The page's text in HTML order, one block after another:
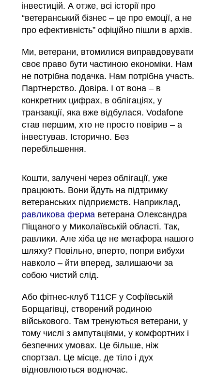
інвестицій. А отже, всі історії про
“ветеранський бізнес – це про емоції, а не
про ефективність” офіційно пішли в архів.
Ми, ветерани, втомилися виправдовувати
своє право бути частиною економіки. Нам
не потрібна подачка. Нам потрібна участь.
Партнерство. Довіра. І от вона – в
конкретних цифрах, в облігаціях, у
транзакції, яка вже відбулася. Vodafone
став першим, хто не просто повірив – а
інвестував. Історично. Без
перебільшення.
Кошти, залучені через облігації, уже
працюють. Вони йдуть на підтримку
ветеранських підприємств. Наприклад,
равликова ферма ветерана Олександра
Піщаного у Миколаївській області. Так,
равлики. Але хіба це не метафора нашого
шляху? Повільно, вперто, попри вибухи
навколо – йти вперед, залишаючи за
собою чистий слід.
Або фітнес-клуб T11CF у Софіївській
Борщагівці, створений родиною
військового. Там тренуються ветерани, у
тому числі з ампутаціями, у комфортних і
безпечних умовах. Це більше, ніж
спортзал. Це місце, де тіло і дух
відновлюються водночас.